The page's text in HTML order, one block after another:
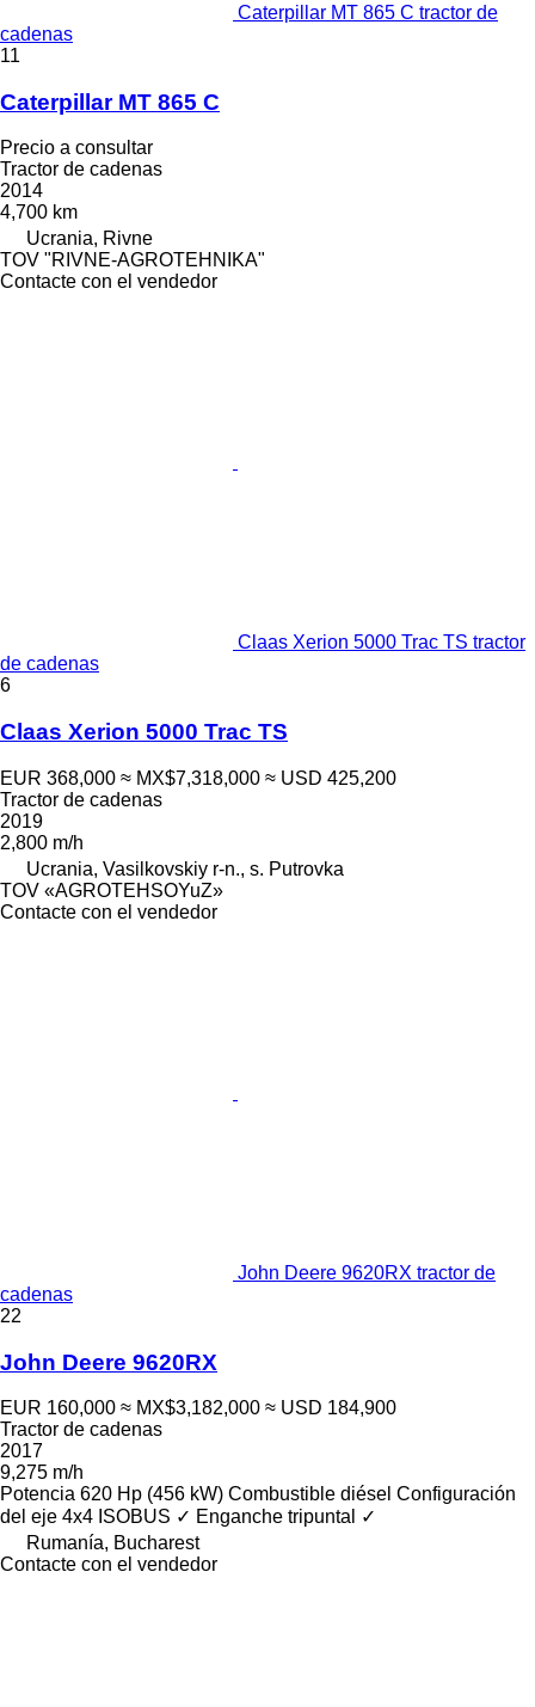
Caterpillar MT 865 C tractor de
cadenas
11
Caterpillar MT 865 C
Precio a consultar
Tractor de cadenas
2014
4,700 km
Ucrania, Rivne
TOV "RIVNE-AGROTEHNIKA"
Contacte con el vendedor
Claas Xerion 5000 Trac TS tractor
de cadenas
6
Claas Xerion 5000 Trac TS
EUR 368,000 ≈ MX$7,318,000 ≈ USD 425,200
Tractor de cadenas
2019
2,800 m/h
Ucrania, Vasilkovskiy r-n., s. Putrovka
TOV «AGROTEHSOYuZ»
Contacte con el vendedor
John Deere 9620RX tractor de
cadenas
22
John Deere 9620RX
EUR 160,000 ≈ MX$3,182,000 ≈ USD 184,900
Tractor de cadenas
2017
9,275 m/h
Potencia 620 Hp (456 kW) Combustible diésel Configuración
del eje 4x4 ISOBUS ✓ Enganche tripuntal
✓
Rumanía, Bucharest
Contacte con el vendedor